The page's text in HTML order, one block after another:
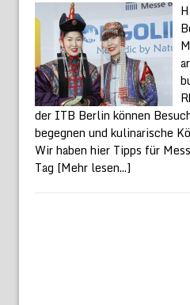
der ITB Berlin können
begegnen und kulinarische
Wir haben hier Tipps für
Tag [Mehr lesen...]